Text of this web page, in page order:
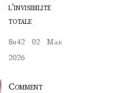
l’invisibilité
totale
8h42
02 Mar
2026
Comment